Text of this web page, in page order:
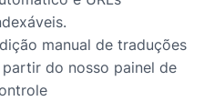
manual de traduções
partir do nosso painel de